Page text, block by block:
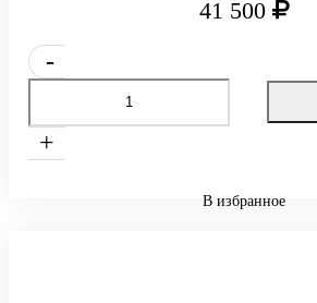
41 500
-
+
В избранное